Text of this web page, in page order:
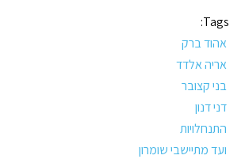
Tags:
אהוד ברק
אריה אלדד
בני קצובר
דני דנון
התנחלויות
ועד מתיישבי שומרון